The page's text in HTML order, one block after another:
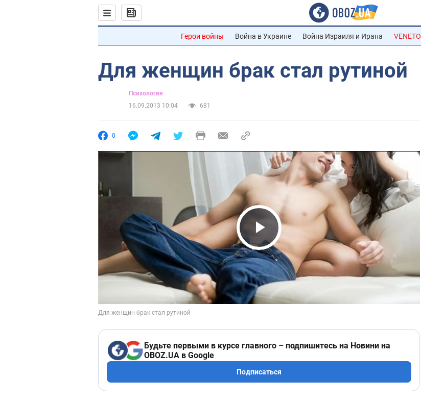
Герои войны Война в Украине Война Израиля и Ирана VENETO
Для женщин брак стал рутиной
Психология
16.09.2013 10:04
681
0
Play Video
Будьте первыми в курсе главного – подпишитесь на Новини на
OBOZ.UA в Google
Подписаться